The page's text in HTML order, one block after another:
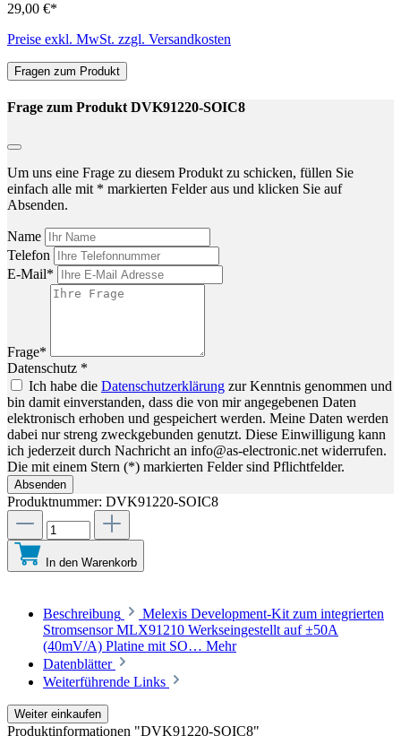
29,00 €*
Preise exkl. MwSt. zzgl. Versandkosten
Fragen zum Produkt
Frage zum Produkt DVK91220-SOIC8
Um uns eine Frage zu diesem Produkt zu schicken, füllen Sie
einfach alle mit * markierten Felder aus und klicken Sie auf
Absenden.
Name
Telefon
E-Mail*
Frage*
Datenschutz *
Ich habe die Datenschutzerklärung zur Kenntnis genommen und
bin damit einverstanden, dass die von mir angegebenen Daten
elektronisch erhoben und gespeichert werden. Meine Daten werden
dabei nur streng zweckgebunden genutzt. Diese Einwilligung kann
ich jederzeit durch Nachricht an info@as-electronic.net widerrufen.
Die mit einem Stern (*) markierten Felder sind Pflichtfelder.
Absenden
Produktnummer: DVK91220-SOIC8
In den Warenkorb
Beschreibung
Melexis Development-Kit zum integrierten
Stromsensor MLX91210 Werkseingestellt auf ±50A
(40mV/A) Platine mit SO… Mehr
Datenblätter
Weiterführende Links
Weiter einkaufen
Produktinformationen "DVK91220-SOIC8"